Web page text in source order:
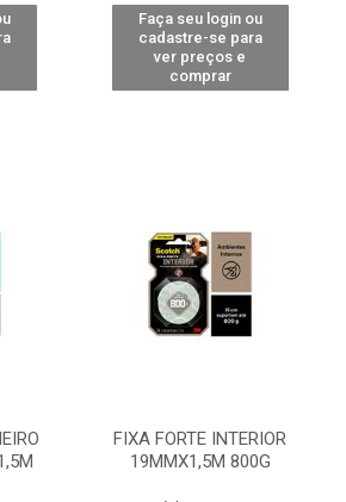
Faça seu login ou
cadastre-se para
ver preços e
comprar
FIXA FORTE INTERIOR
19MMX1,5M 800G